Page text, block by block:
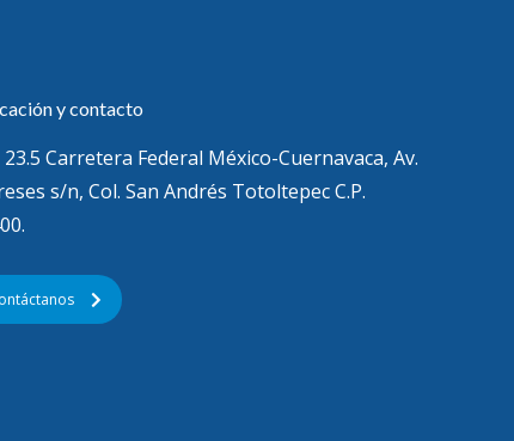
y contacto
23.5 Carretera Federal México-Cuernavaca, Av.
s/n, Col. San Andrés Totoltepec C.P.